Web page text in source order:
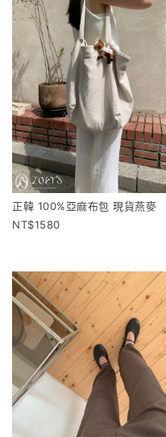
正韓 100%亞麻布包 現貨燕麥
1580